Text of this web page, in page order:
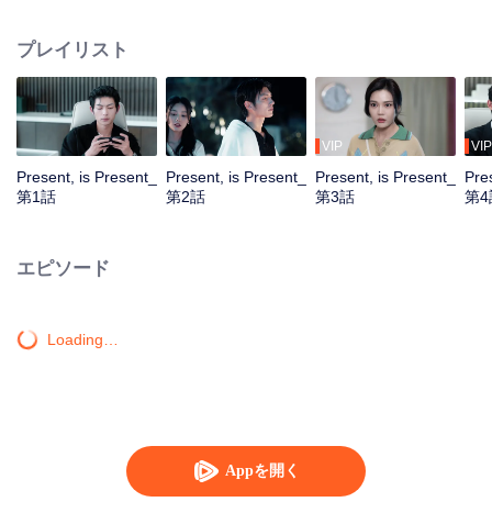
Appを開く
プレイリスト
Present, is Present_
第1話
Present, is Present_
第2話
VIP
Present, is Present_
第3話
VIP
第4
エピソード
Loading…